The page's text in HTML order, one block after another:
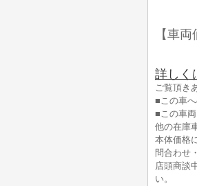
【車両
詳しく
ご覧頂き
■この車
■この車
他の在庫
本体価格
問合わせ
店頭商談
い。